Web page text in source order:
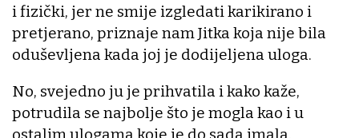
i fizički, jer ne smije izgledati karikirano i
pretjerano, priznaje nam Jitka koja nije bila
oduševljena kada joj je dodijeljena uloga.
No, svejedno ju je prihvatila i kako kaže,
potrudila se najbolje što je mogla kao i u
ostalim ulogama koje je do sada imala.